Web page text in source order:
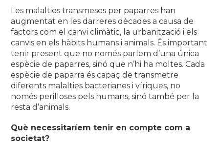
Les malalties transmeses per paparres han
augmentat en les darreres dècades a causa de
factors com el canvi climàtic, la urbanització i els
canvis en els hàbits humans i animals. És important
tenir present que no només parlem d’una única
espècie de paparres, sinó que n’hi ha moltes. Cada
espècie de paparra és capaç de transmetre
diferents malalties bacterianes i víriques, no
només perilloses pels humans, sinó també per la
resta d’animals.
Què necessitaríem tenir en compte com a
societat?